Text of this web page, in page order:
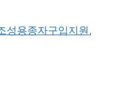
성용종자구입지원,